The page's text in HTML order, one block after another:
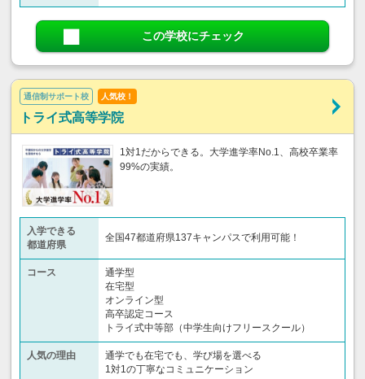
この学校にチェック
通信制サポート校 人気校！
トライ式高等学院
1対1だからできる。大学進学率No.1、高校卒業率
99%の実績。
入学できる
都道府県
全国47都道府県137キャンパスで利用可能！
コース
通学型
在宅型
オンライン型
高卒認定コース
トライ式中等部（中学生向けフリースクール）​
人気の理由
通学でも在宅でも、学び場を選べる
1対1の丁寧なコミュニケーション